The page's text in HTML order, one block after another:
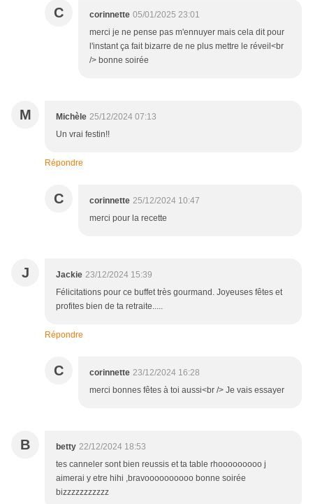
C corinnette 05/01/2025 23:01
merci je ne pense pas m'ennuyer mais cela dit pour
l'instant ça fait bizarre de ne plus mettre le réveil<br
/> bonne soirée
M Michèle 25/12/2024 07:13
Un vrai festin!!
Répondre
C corinnette 25/12/2024 10:47
merci pour la recette
J Jackie 23/12/2024 15:39
Félicitations pour ce buffet très gourmand. Joyeuses fêtes et
profites bien de ta retraite.....
Répondre
C corinnette 23/12/2024 16:28
merci bonnes fêtes à toi aussi<br /> Je vais essayer
B betty 22/12/2024 18:53
tes canneler sont bien reussis et ta table rhooooooooo j
aimerai y etre hihi ,bravoooooooooo bonne soirée
bizzzzzzzzzzz